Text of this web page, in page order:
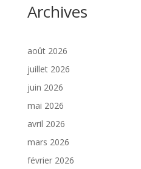
Archives
août 2026
juillet 2026
juin 2026
mai 2026
avril 2026
mars 2026
février 2026